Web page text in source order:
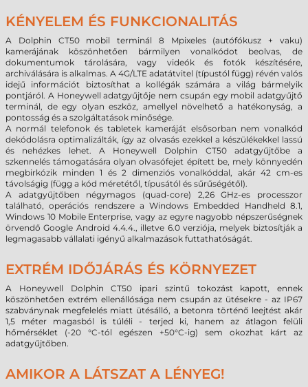
KÉNYELEM ÉS FUNKCIONALITÁS
A Dolphin CT50 mobil terminál 8 Mpixeles (autófókusz + vaku)
kamerájának köszönhetően bármilyen vonalkódot beolvas, de
dokumentumok tárolására, vagy videók és fotók készítésére,
archiválására is alkalmas. A 4G/LTE adatátvitel (típustól függ) révén valós
idejű információt biztosíthat a kollégák számára a világ bármelyik
pontjáról. A Honeywell adatgyűjtője nem csupán egy mobil adatgyűjtő
terminál, de egy olyan eszköz, amellyel növelhető a hatékonyság, a
pontosság és a szolgáltatások minősége.
A normál telefonok és tabletek kameráját elsősorban nem vonalkód
dekódolásra optimalizálták, így az olvasás ezekkel a készülékekkel lassú
és nehézkes lehet. A Honeywell Dolphin CT50 adatgyűjtőbe a
szkennelés támogatására olyan olvasófejet épített be, mely könnyedén
megbirkózik minden 1 és 2 dimenziós vonalkóddal, akár 42 cm-es
távolságig (függ a kód méretétől, típusától és sűrűségétől).
A adatgyűjtőben négymagos (quad-core) 2,26 GHz-es processzor
található, operációs rendszere a Windows Embedded Handheld 8.1,
Windows 10 Mobile Enterprise, vagy az egyre nagyobb népszerűségnek
örvendő Google Android 4.4.4., illetve 6.0 verziója, melyek biztosítják a
legmagasabb vállalati igényű alkalmazások futtathatóságát.
EXTRÉM IDŐJÁRÁS ÉS KÖRNYEZET
A Honeywell Dolphin CT50 ipari szintű tokozást kapott, ennek
köszönhetően extrém ellenállósága nem csupán az ütésekre - az IP67
szabványnak megfelelés miatt ütésálló, a betonra történő leejtést akár
1,5 méter magasból is túléli - terjed ki, hanem az átlagon felüli
hőmérséklet (-20 °C-tól egészen +50°C-ig) sem okozhat kárt az
adatgyűjtőben.
AMIKOR A LÁTSZAT A LÉNYEG!